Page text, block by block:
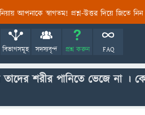
আপনাকে স্বাগতম! প্রশ্ন-উত্তর দিয়ে জিতে নিন
বিভাগসমূহ সদস্যবৃন্দ প্রশ্ন করুন FAQ
শরীর পানিতে ভেজে না ।